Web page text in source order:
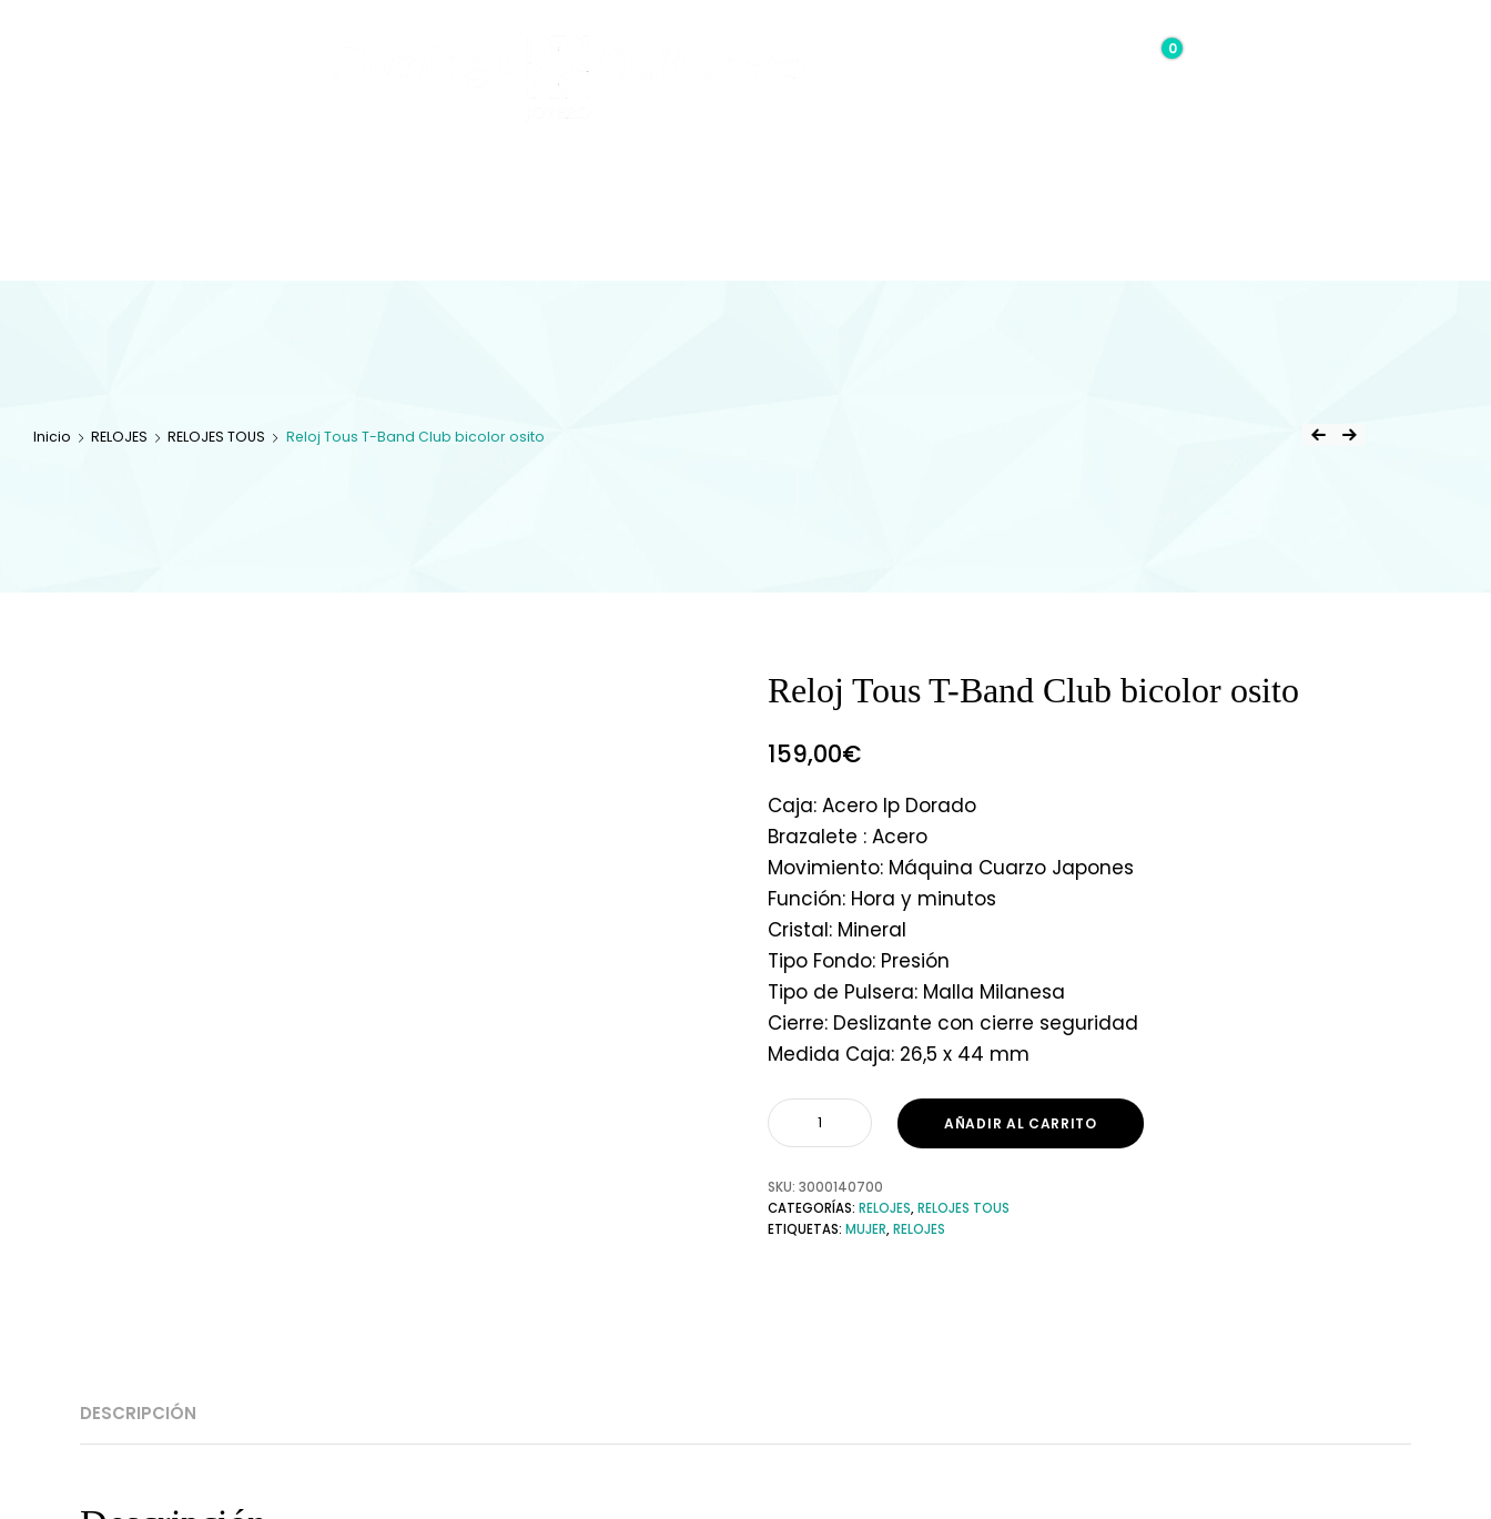
0,00€
0
Inicio RELOJES RELOJES TOUS Reloj Tous T-Band Club bicolor osito
Reloj Tous T-Band Club bicolor osito
159,00€
Caja: Acero Ip Dorado
Brazalete : Acero
Movimiento: Máquina Cuarzo Japones
Función: Hora y minutos
Cristal: Mineral
Tipo Fondo: Presión
Tipo de Pulsera: Malla Milanesa
Cierre: Deslizante con cierre seguridad
Medida Caja: 26,5 x 44 mm
AÑADIR AL CARRITO
SKU: 3000140700
CATEGORÍAS: RELOJES,RELOJES TOUS
ETIQUETAS: MUJER,RELOJES
DESCRIPCIÓN